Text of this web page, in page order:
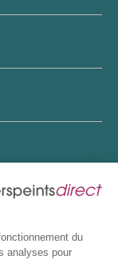
du
analyses pour
légales